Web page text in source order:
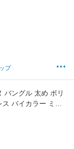
リア ストレート
プレゼント 彼氏
プ
バングル 太め ボリ
バイカラー ミッ
レット つけっぱな
ランド 【誕生日記
ント